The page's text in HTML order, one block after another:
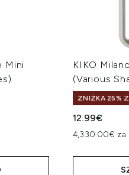
Mini
KIKO
(Various
ZNIŻKA 25%
12.99€
4,330.00€ za